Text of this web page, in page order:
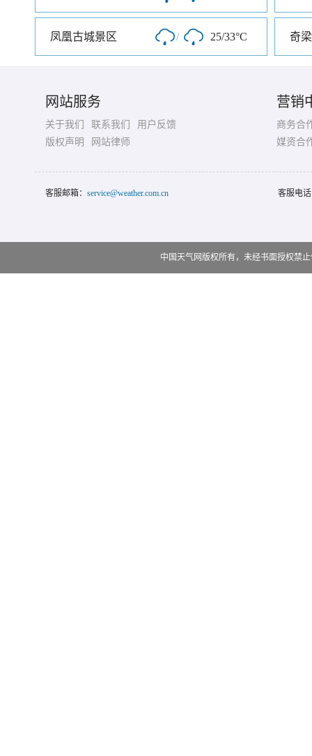
凤凰古城景区 / 25/33°C 奇
网站服务
关于我们 联系我们
用户反馈
版权声明
网站律师
营销
商务合
媒资合
客服邮箱： service@weather.com.cn 客服电
中国天气网版权所有，未经书面授权